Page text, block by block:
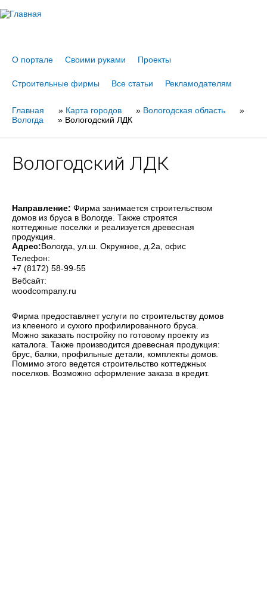
О портале Своими руками Проекты
Строительные фирмы Все статьи Рекламодателям
Вы
Главная » Карта городов » Вологодская область
»
Вологда
» Вологодский ЛДК
Вологодский ЛДК
Направление: Фирма занимается строительством
домов из бруса в Вологде. Также строятся
коттеджные поселки и реализуется древесная
продукция.
Адрес:Вологда , ул.ш. Окружное, д.2а, офис
Телефон:
+7 (8172) 58-99-55
Вебсайт:
woodcompany.ru
Фирма предоставляет услуги по строительству домов
из клееного и сухого профилированного бруса.
Можно заказать постройку по готовому проекту из
каталога. Также производится древесная продукция:
брус, балки, профильные детали, комплекты домов.
Помимо этого ведется строительство коттеджных
поселков. Возможно оформление заказа в кредит.